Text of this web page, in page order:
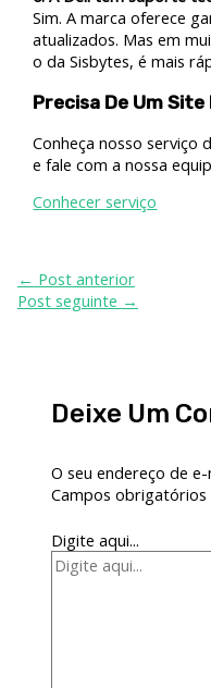
Sim. A marca oferece
atualizados. Mas em
o da Sisbytes, é mais
Precisa De Um
Conheça nosso serviço
e fale com a nossa
Conhecer serviço
← Post anterior
Post seguinte →
Deixe Um
O seu endereço de
Campos
Digite aqui...